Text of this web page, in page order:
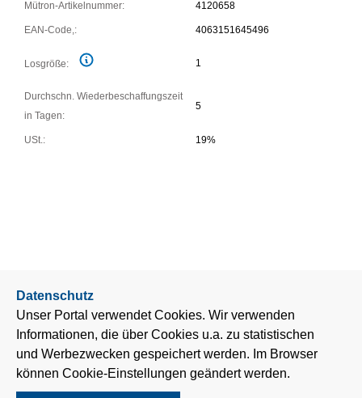
Mütron-Artikelnummer: 4120658
EAN-Code,: 4063151645496
Losgröße: 1
Durchschn. Wiederbeschaffungszeit
in Tagen:
5
USt.: 19%
Datenschutz
Unser Portal verwendet Cookies. Wir verwenden
Informationen, die über Cookies u.a. zu statistischen
und Werbezwecken gespeichert werden. Im Browser
können Cookie-Einstellungen geändert werden.